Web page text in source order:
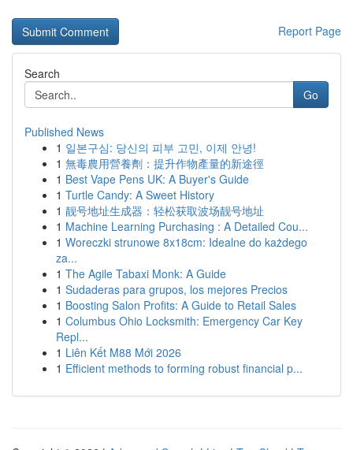
Report Page
Search
Go
Published News
1 일본구심: 당신의 피부 고민, 이제 안녕!
1 無毒農用營養劑：提升作物產量的新途徑
1 Best Vape Pens UK: A Buyer's Guide
1 Turtle Candy: A Sweet History
1 靓号地址生成器：轻松获取波场靓号地址
1 Machine Learning Purchasing : A Detailed Cou...
1 Woreczki strunowe 8x18cm: Idealne do każdego
za...
1 The Agile Tabaxi Monk: A Guide
1 Sudaderas para grupos, los mejores Precios
1 Boosting Salon Profits: A Guide to Retail Sales
1 Columbus Ohio Locksmith: Emergency Car Key
Repl...
1 Liên Kết M88 Mới 2026
1 Efficient methods to forming robust financial p...